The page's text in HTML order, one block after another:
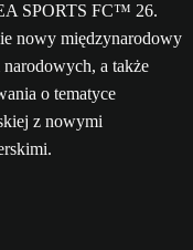
SPORTS FC™ 26.
nowy międzynarodowy
a także
o tematyce
z nowymi